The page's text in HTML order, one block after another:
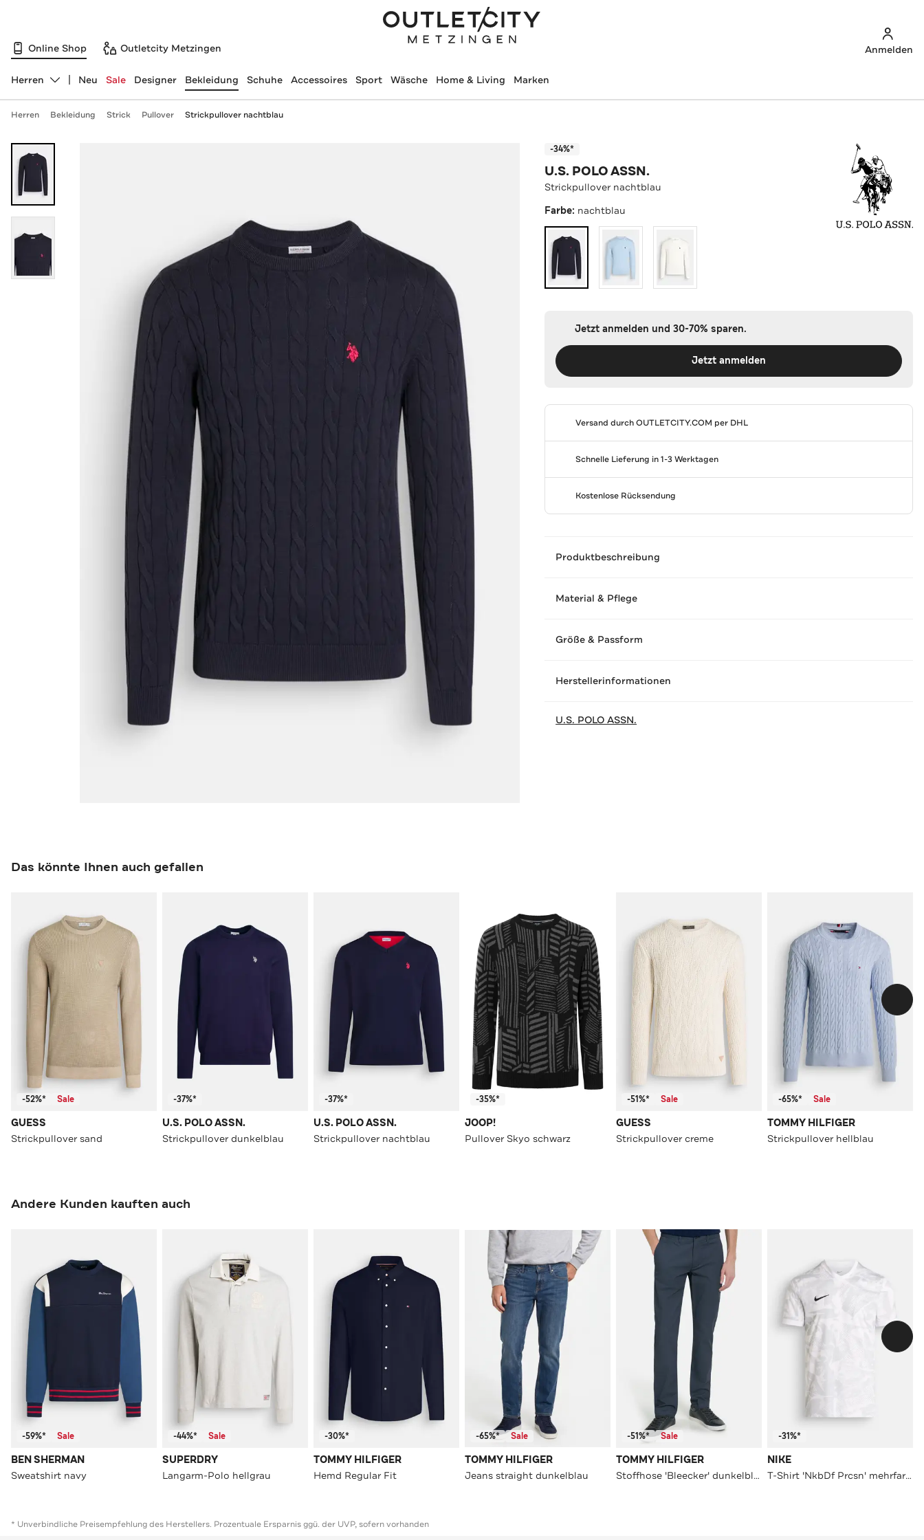
Online Shop Outletcity Metzingen Anmelden
Abteilung ändern, ausgewählt:
Herren Neu Sale Designer Bekleidung Schuhe Accessoires Sport Wäsche Home & Living Marken
Herren Bekleidung Strick Pullover Strickpullover nachtblau
-34%*
U.S. POLO ASSN.
Strickpullover nachtblau
Farbe: nachtblau
Jetzt anmelden und 30-70% sparen.
Jetzt anmelden
Versand durchOUTLETCITY.COM per DHL
Schnelle Lieferung in 1-3 Werktagen
Kostenlose Rücksendung
Produktbeschreibung
Material & Pflege
Größe & Passform
Herstellerinformationen
U.S. POLO ASSN.
Das könnte Ihnen auch gefallen
-52%* Sale
GUESS
Strickpullover sand
-37%*
U.S. POLO ASSN.
Strickpullover dunkelblau
-37%*
U.S. POLO ASSN.
Strickpullover nachtblau
-35%*
JOOP!
Pullover Skyo schwarz
-51%* Sale
GUESS
Strickpullover creme
-65%* Sale
TOMMY HILFIGER
Strickpullover hellblau
Andere Kunden kauften auch
-59%* Sale
BEN SHERMAN
Sweatshirt navy
-44%* Sale
SUPERDRY
Langarm-Polo hellgrau
-30%*
TOMMY HILFIGER
Hemd Regular Fit
-65%* Sale
TOMMY HILFIGER
Jeans straight dunkelblau
-51%* Sale
TOMMY HILFIGER
Stoffhose 'Bleecker' dunkelblau
-31%*
NIKE
T-Shirt 'NkbDf Prcsn' mehrfarbig
* Unverbindliche Preisempfehlung des Herstellers. Prozentuale Ersparnis ggü. der UVP, sofern vorhanden